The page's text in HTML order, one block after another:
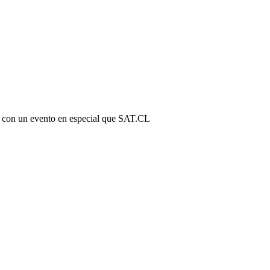
un evento en especial que SAT.CL